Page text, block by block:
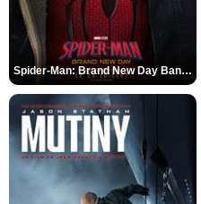
Spider-Man: Brand New Day Bande-annonce VO STFR